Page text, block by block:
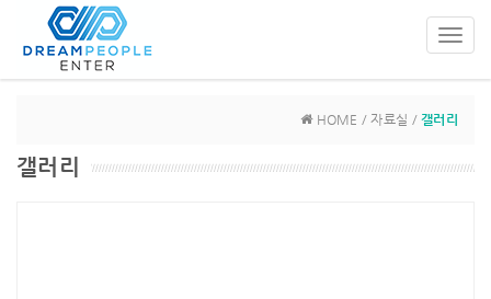
HOME / 자료실 /갤러리
갤러리